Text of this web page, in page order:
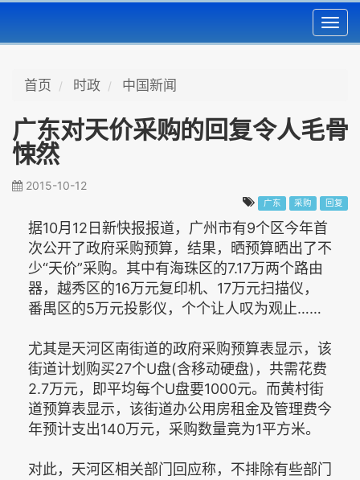
首页 时政 中国新闻
广东对天价采购的回复令人毛骨
悚然
2015-10-12
广东 采购 回复
据10月12日新快报报道，广州市有9个区今年首
次公开了政府采购预算，结果，晒预算晒出了不
少“天价”采购。其中有海珠区的7.17万两个路由
器，越秀区的16万元复印机、17万元扫描仪，
番禺区的5万元投影仪，个个让人叹为观止……
尤其是天河区南街道的政府采购预算表显示，该
街道计划购买27个U盘(含移动硬盘)，共需花费
2.7万元，即平均每个U盘要1000元。而黄村街
道预算表显示，该街道办公用房租金及管理费今
年预计支出140万元，采购数量竟为1平方米。
对此，天河区相关部门回应称，不排除有些部门